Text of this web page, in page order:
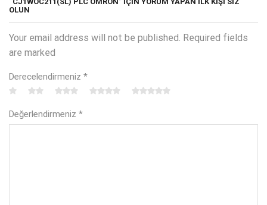
OLUN
Your email address will not be published. Required fields
are marked
Derecelendirmeniz *
Değerlendirmeniz *